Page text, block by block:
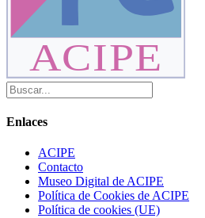
ACIPE
Enlaces
ACIPE
Contacto
Museo Digital de ACIPE
Política de Cookies de ACIPE
Política de cookies (UE)